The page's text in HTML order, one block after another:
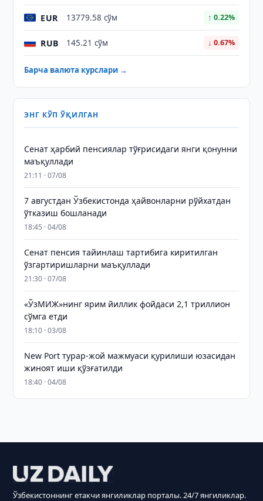
EUR 13779.58 сўм ↑ 0.22%
RUB 145.21 сўм ↓ 0.67%
Барча валюта курслари →
ЭНГ КЎП ЎҚИЛГАН
Сенат ҳарбий пенсиялар тўғрисидаги янги қонунни
маъқуллади
21:11 · 07/08
7 августдан Ўзбекистонда ҳайвонларни рўйхатдан
ўтказиш бошланади
18:45 · 04/08
Сенат пенсия тайинлаш тартибига киритилган
ўзгартиришларни маъқуллади
21:30 · 07/08
«ЎзМИЖ»нинг ярим йиллик фойдаси 2,1 триллион
сўмга етди
18:10 · 03/08
New Port турар-жой мажмуаси қурилиши юзасидан
жиноят иши қўзғатилди
18:40 · 04/08
Ўзбекистоннинг етакчи янгиликлар порталы. 24/7 янгиликлар.